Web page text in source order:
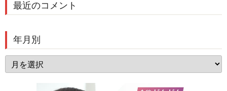
最近のコメント
年月別
月